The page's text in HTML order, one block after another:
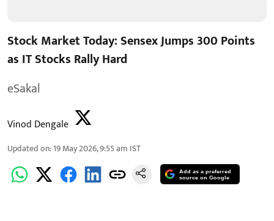
Stock Market Today: Sensex Jumps 300 Points
as IT Stocks Rally Hard
eSakal
Vinod Dengale
Updated on:19 May 2026, 9:55 am IST
Add as a preferred
source on Google